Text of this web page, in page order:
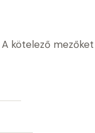
A kötelező mezőket